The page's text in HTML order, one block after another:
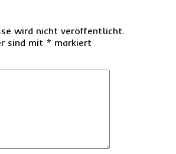
wird nicht veröffentlicht.
sind mit * markiert